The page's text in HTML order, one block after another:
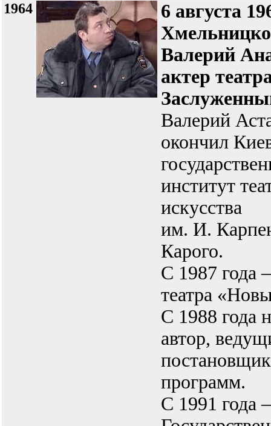
1964
6 августа
Валерий
актер
Валерий
окончил
институт
искусства
им. И.
Карого.
С 1987 года
театра
С 1988 года
автор,
программ.
С 1991 года